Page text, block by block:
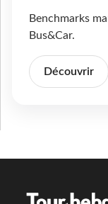
Benchmarks
Bus&Car.
Découvrir